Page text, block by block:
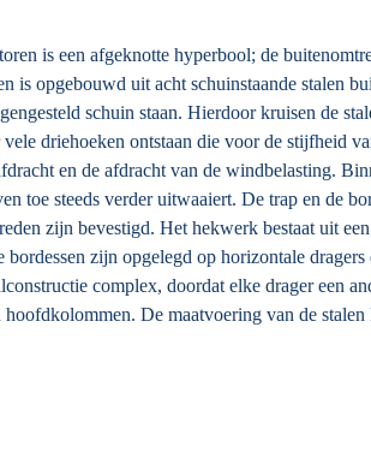
is een afgeknotte hyperbool; de
is opgebouwd uit acht schuinstaande stalen
schuin staan. Hierdoor kruisen de
driehoeken ontstaan die voor de stijfheid
en de afdracht van de windbelasting.
toe steeds verder uitwaaiert. De trap en de
zijn bevestigd. Het hekwerk bestaat uit
bordessen zijn opgelegd op horizontale
complex, doordat elke drager een
hoofdkolommen. De maatvoering van de